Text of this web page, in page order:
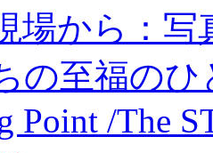
場から：
の至福のひ
Point /The